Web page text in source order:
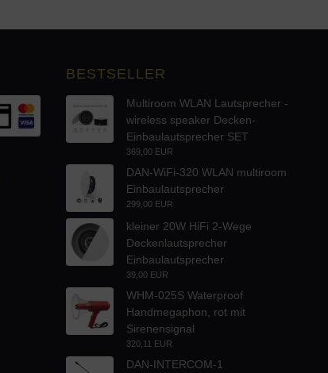
BESTSELLER
Multiroom WLAN Lautsprecher -
wireless speaker Decken-
Einbaulautsprecher SET
369,00 EUR
DAN-WiFi-320 WLAN multiroom
Einbaulautsprecher
299,00 EUR
kleiner 20W HiFi 2-Wege
Deckenlautsprecher
Einbaulautsprecher
39,00 EUR
WHM-025S Waterproof
Handmegaphon, rot mit
Sirenensignal
320,11 EUR
DAN-INTERCOM-1